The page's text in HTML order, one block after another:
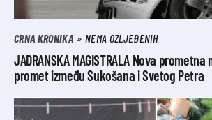
CRNA KRONIKA NEMA OZLJEĐENIH
JADRANSKA MAGISTRALA Nova
promet između Sukošana i Svetog Petra